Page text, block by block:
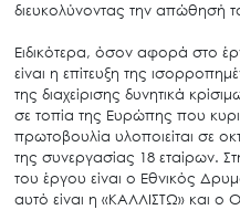
διευκολύνοντας την απώθησή
Ειδικότερα, όσον αφορά στο
είναι η επίτευξη της
της διαχείρισης δυνητικά
σε τοπία της Ευρώπης που
πρωτοβουλία υλοποιείται σε
της συνεργασίας 18 εταίρων.
του έργου είναι ο Εθνικός
αυτό είναι η «ΚΑΛΛΙΣΤΩ» και